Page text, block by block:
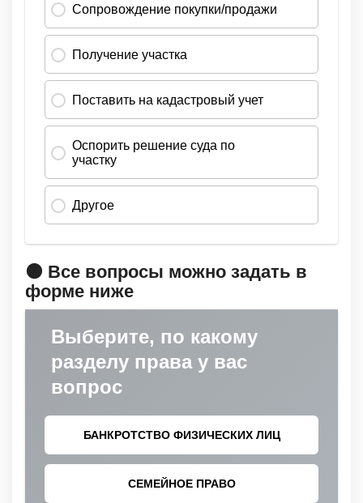
🟠 Все вопросы можно задать в
форме ниже